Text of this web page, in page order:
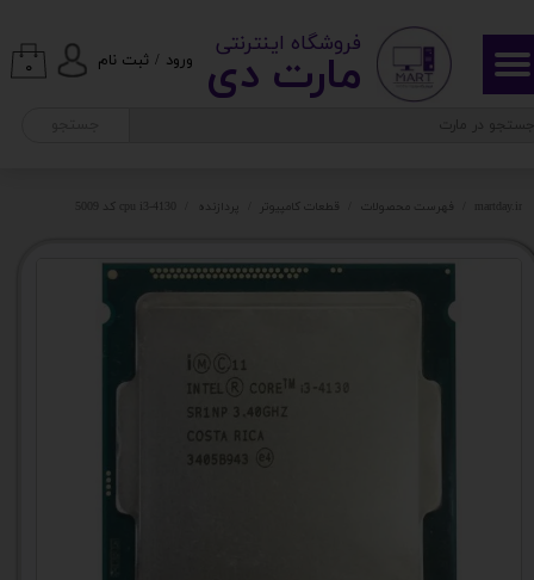
ورود / ثبت نام
حساب کاربری من
تغییر گذر واژه
خروج از حساب کاربری
۰ مارت دی​​​​​​
​ ​فروشگاه اینترنتی
martday.ir فهرست محصولات قطعات کامپیوتر پردازنده cpu i3-4130 کد 5009